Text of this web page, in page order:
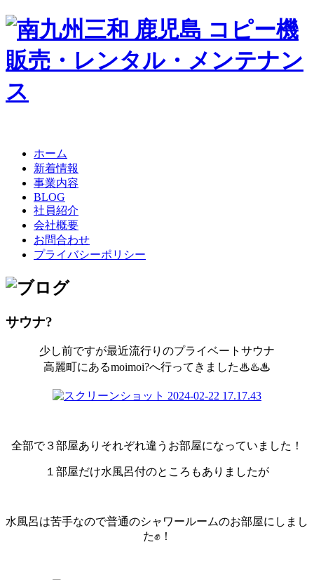
ホーム
新着情報
事業内容
BLOG
社員紹介
会社概要
お問合わせ
プライバシーポリシー
サウナ?
少し前ですが最近流行りのプライベートサウナ
高麗町にあるmoimoi?へ行ってきました♨♨️♨
全部で３部屋ありそれぞれ違うお部屋になっていました！
１部屋だけ水風呂付のところもありましたが
水風呂は苦手なので普通のシャワールームのお部屋にしまし
た✊！